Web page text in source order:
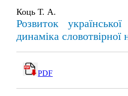
Коць Т. А.
Розвиток української
динаміка словотвірної
PDF